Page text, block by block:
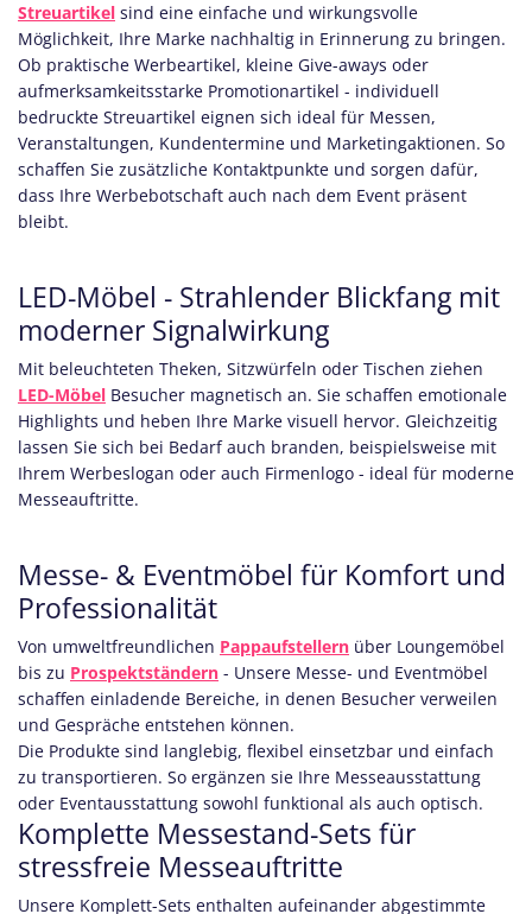
Streuartikel sind eine einfache und wirkungsvolle
Möglichkeit, Ihre Marke nachhaltig in Erinnerung zu bringen.
Ob praktische Werbeartikel, kleine Give-aways oder
aufmerksamkeitsstarke Promotionartikel - individuell
bedruckte Streuartikel eignen sich ideal für Messen,
Veranstaltungen, Kundentermine und Marketingaktionen. So
schaffen Sie zusätzliche Kontaktpunkte und sorgen dafür,
dass Ihre Werbebotschaft auch nach dem Event präsent
bleibt.
LED-Möbel - Strahlender Blickfang mit
moderner Signalwirkung
Mit beleuchteten Theken, Sitzwürfeln oder Tischen ziehen
LED-Möbel Besucher magnetisch an. Sie schaffen emotionale
Highlights und heben Ihre Marke visuell hervor. Gleichzeitig
lassen Sie sich bei Bedarf auch branden, beispielsweise mit
Ihrem Werbeslogan oder auch Firmenlogo - ideal für moderne
Messeauftritte.
Messe- & Eventmöbel für Komfort und
Professionalität
Von umweltfreundlichen Pappaufstellern über Loungemöbel
bis zu Prospektständern - Unsere Messe- und Eventmöbel
schaffen einladende Bereiche, in denen Besucher verweilen
und Gespräche entstehen können.
Die Produkte sind langlebig, flexibel einsetzbar und einfach
zu transportieren. So ergänzen sie Ihre Messeausstattung
oder Eventausstattung sowohl funktional als auch optisch.
Komplette Messestand-Sets für
stressfreie Messeauftritte
Unsere Komplett-Sets enthalten aufeinander abgestimmte